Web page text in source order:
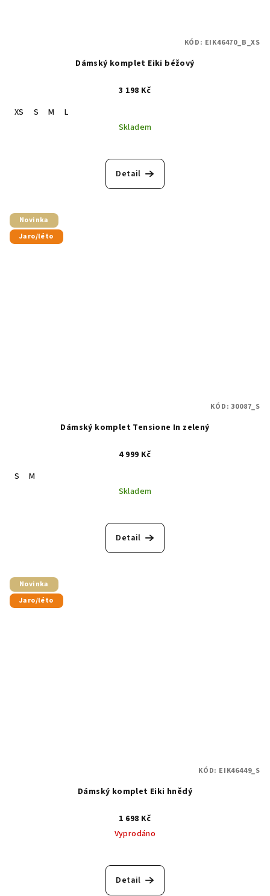
Dámský komplet Eiki béžový
3 198 Kč
XS
S M
L
Skladem
Detail
KÓD: EIK46470_B_XS
Novinka
Jaro/léto
Dámský komplet Tensione In zelený
4 999 Kč
S
M
Skladem
Detail
KÓD:30087_S
Novinka
Jaro/léto
Dámský komplet Eiki hnědý
1 698 Kč
Vyprodáno
Detail
KÓD: EIK46449_S